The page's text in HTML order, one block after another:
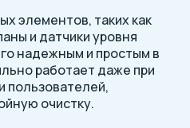
элементов, таких как
и датчики уровня
надежным и простым в
работает даже при
пользователей,
очистку.